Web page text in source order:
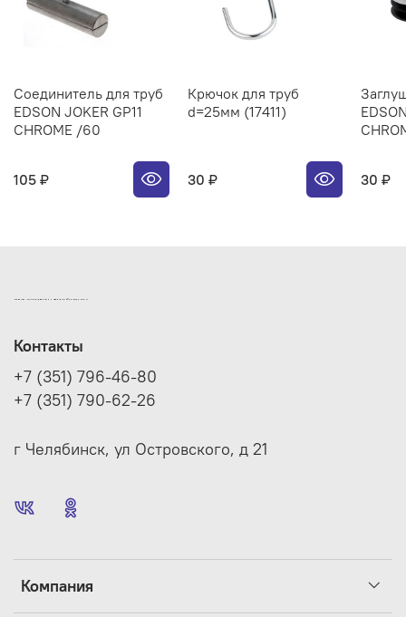
Соединитель для труб
EDSON JOKER GP11
CHROME /60
105 ₽
Крючок для труб
d=25мм (17411)
30 ₽ 30 ₽
Компания
Контакты
+7 (351) 796-46-80
+7 (351) 790-62-26
г Челябинск, ул Островского, д 21